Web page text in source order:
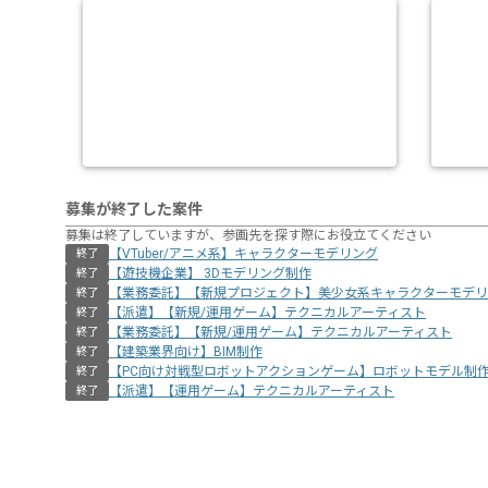
募集が終了した案件
募集は終了していますが、参画先を探す際にお役立てください
終了 【VTuber/アニメ系】キャラクターモデリング
終了 【遊技機企業】 3Dモデリング制作
終了 【業務委託】【新規プロジェクト】美少女系キャラクターモデ
終了 【派遣】【新規/運用ゲーム】テクニカルアーティスト
終了 【業務委託】【新規/運用ゲーム】テクニカルアーティスト
終了 【建築業界向け】BIM制作
終了 【PC向け対戦型ロボットアクションゲーム】ロボットモデル制
終了 【派遣】【運用ゲーム】テクニカルアーティスト